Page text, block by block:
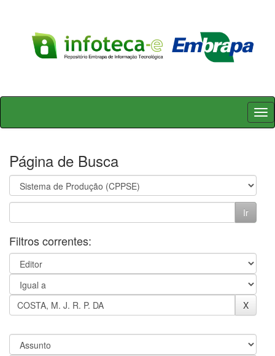
Skip
Página de Busca
Filtros correntes: